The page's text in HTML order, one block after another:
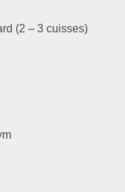
(2 – 3 cuisses)